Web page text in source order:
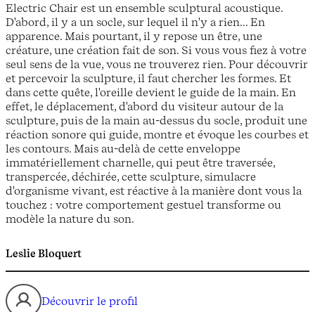
Electric Chair est un ensemble sculptural acoustique.
D'abord, il y a un socle, sur lequel il n'y a rien... En
apparence. Mais pourtant, il y repose un être, une
créature, une création fait de son. Si vous vous fiez à votre
seul sens de la vue, vous ne trouverez rien. Pour découvrir
et percevoir la sculpture, il faut chercher les formes. Et
dans cette quête, l'oreille devient le guide de la main. En
effet, le déplacement, d'abord du visiteur autour de la
sculpture, puis de la main au-dessus du socle, produit une
réaction sonore qui guide, montre et évoque les courbes et
les contours. Mais au-delà de cette enveloppe
immatériellement charnelle, qui peut être traversée,
transpercée, déchirée, cette sculpture, simulacre
d'organisme vivant, est réactive à la manière dont vous la
touchez : votre comportement gestuel transforme ou
modèle la nature du son.
Leslie Bloquert
Découvrir le profil